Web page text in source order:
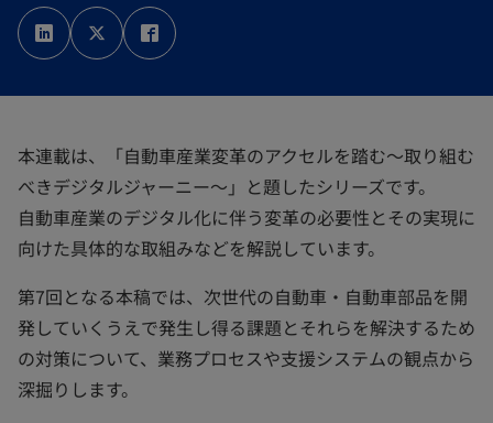
新
し
い
タ
新
し
い
タ
し
い
本連載は、「自動車産業変革のアクセルを踏む～取り組む
べきデジタルジャーニー～」と題したシリーズです。
自動車産業のデジタル化に伴う変革の必要性とその実現に
向けた具体的な取組みなどを解説しています。
第7回となる本稿では、次世代の自動車・自動車部品を開
発していくうえで発生し得る課題とそれらを解決するため
の対策について、業務プロセスや支援システムの観点から
深掘りします。